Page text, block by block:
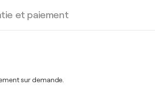
et paiement
sur demande.